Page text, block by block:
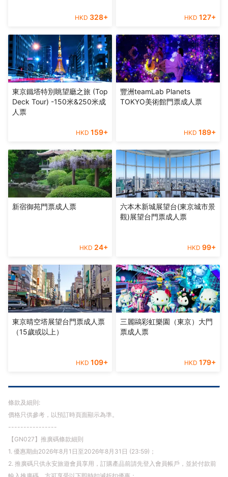
HKD 328+ HKD 127+
東京鐵塔特別眺望廳之旅 (Top
Deck Tour) -150米&250米成
人票
HKD 159+
豐洲teamLab Planets
TOKYO美術館門票成人票
HKD 189+
新宿御苑門票成人票
HKD 24+
六本木新城展望台(東京城市景
觀)展望台門票成人票
HKD 99+
東京晴空塔展望台門票成人票
（15歲或以上）
HKD 109+
三麗鷗彩虹樂園（東京）大門
票成人票
HKD 179+
條款及細則:
價格只供參考，以預訂時頁面顯示為準。
----------------
【GN027】推廣碼條款細則
1. 優惠期由2026年8月1日至2026年8月31日 (23:59)；
2. 推廣碼只供永安旅遊會員享用，訂購產品前請先登入會員帳戶，並於付款前